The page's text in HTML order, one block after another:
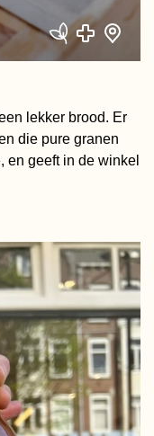
lekker brood. Er
die pure granen
en geeft in de winkel